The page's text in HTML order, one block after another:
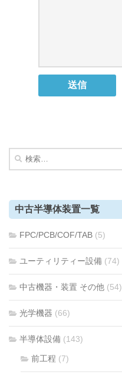
検
索:
中古半導体装置一覧
FPC/PCB/COF/TAB (5)
ユーティリティー設備 (74)
中古機器・装置 その他 (54)
光学機器 (66)
半導体設備 (143)
前工程 (7)